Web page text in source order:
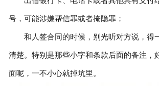
号，可能涉嫌帮信罪或者掩隐罪；
和人签合同的时候，别光听对方说，得
清楚。特别是那些小字和条款后面的备注，
面呢，一不小心就掉坑里。